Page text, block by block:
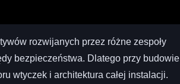
rozwijanych przez różne zespoły
bezpieczeństwa. Dlatego przy budowie
wtyczek i architektura całej instalacji.